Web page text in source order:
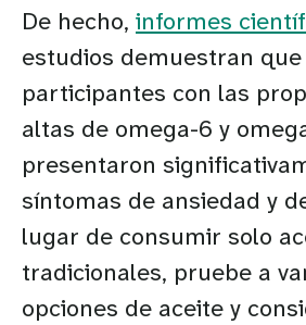
De hecho, informes
estudios demuestran
participantes con las
altas de omega-6 y
presentaron
síntomas de ansiedad y
lugar de consumir solo
tradicionales, pruebe a
opciones de aceite y